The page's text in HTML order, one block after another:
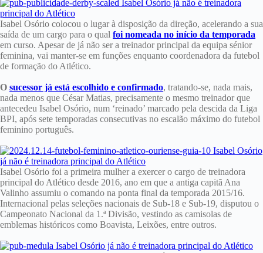
Isabel Osório colocou o lugar à disposição da direção, acelerando a sua
saída de um cargo para o qual foi nomeada no início da temporada
em curso. Apesar de já não ser a treinador principal da equipa sénior
feminina, vai manter-se em funções enquanto coordenadora da futebol
de formação do Atlético.
O sucessor já está escolhido e confirmado, tratando-se, nada mais,
nada menos que César Matias, precisamente o mesmo treinador que
antecedeu Isabel Osório, num ‘reinado’ marcado pela descida da Liga
BPI, após sete temporadas consecutivas no escalão máximo do futebol
feminino português.
Isabel Osório foi a primeira mulher a exercer o cargo de treinadora
principal do Atlético desde 2016, ano em que a antiga capitã Ana
Valinho assumiu o comando na ponta final da temporada 2015/16.
Internacional pelas seleções nacionais de Sub-18 e Sub-19, disputou o
Campeonato Nacional da 1.ª Divisão, vestindo as camisolas de
emblemas históricos como Boavista, Leixões, entre outros.